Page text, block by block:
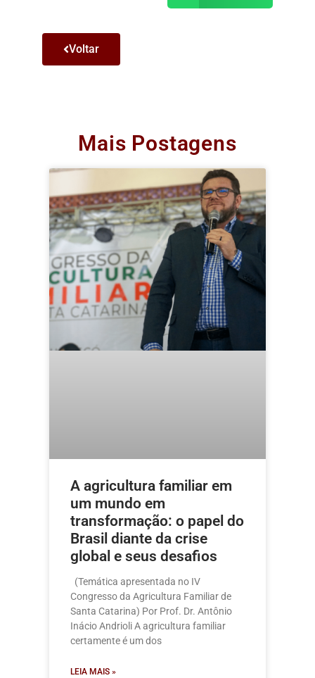
Voltar
Mais Postagens
A agricultura familiar em
um mundo em
transformação: o papel do
Brasil diante da crise
global e seus desafios
(Temática apresentada no IV
Congresso da Agricultura Familiar de
Santa Catarina) Por Prof. Dr. Antônio
Inácio Andrioli A agricultura familiar
certamente é um dos
LEIA MAIS »